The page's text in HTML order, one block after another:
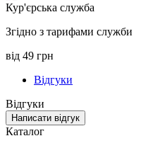
Кур'єрська служба
Згідно з тарифами служби
від 49 грн
Відгуки
Відгуки
Написати відгук
Каталог